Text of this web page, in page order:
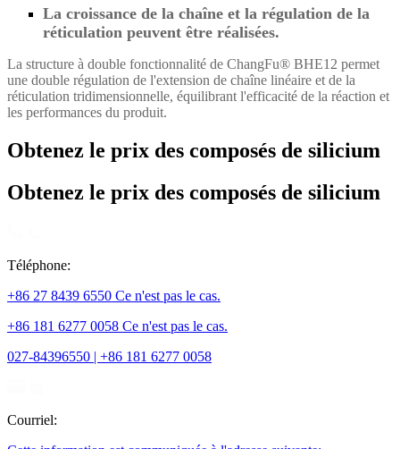
La croissance de la chaîne et la régulation de la
réticulation peuvent être réalisées.
La structure à double fonctionnalité de ChangFu® BHE12 permet
une double régulation de l'extension de chaîne linéaire et de la
réticulation tridimensionnelle, équilibrant l'efficacité de la réaction et
les performances du produit.
Obtenez le prix des composés de silicium
Obtenez le prix des composés de silicium
Téléphone:
+86 27 8439 6550 Ce n'est pas le cas.
+86 181 6277 0058 Ce n'est pas le cas.
027-84396550 | +86 181 6277 0058
Courriel: